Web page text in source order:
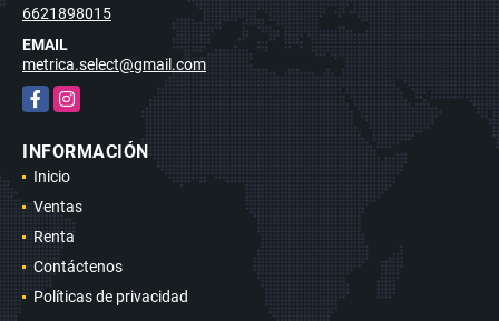
TELÉFONO
6621898015
EMAIL
metrica.select@gmail.com
INFORMACIÓN
Inicio
Ventas
Renta
Contáctenos